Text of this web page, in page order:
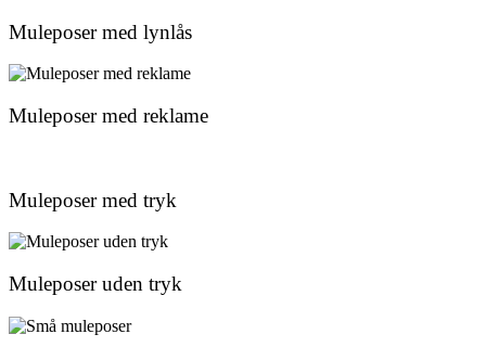
Muleposer med lynlås
Muleposer med reklame
Muleposer med tryk
Muleposer uden tryk